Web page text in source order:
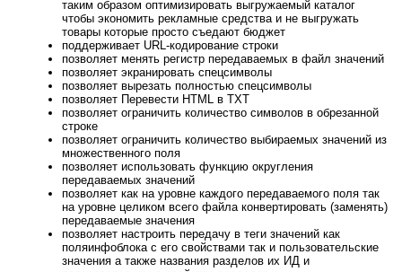
таким образом оптимизировать выгружаемый каталог
чтобы экономить рекламные средства и не выгружать
товары которые просто съедают бюджет
поддерживает URL-кодирование строки
позволяет менять регистр передаваемых в файл значений
позволяет экранировать спецсимволы
позволяет вырезать полностью спецсимволы
позволяет Перевести HTML в TXT
позволяет ограничить количество символов в обрезанной
строке
позволяет ограничить количество выбираемых значений из
множественного поля
позволяет использовать функцию округления
передаваемых значений
позволяет как на уровне каждого передаваемого поля так
на уровне целиком всего файла конвертировать (заменять)
передаваемые значения
позволяет настроить передачу в теги значений как
поляинфоблока с его свойствами так и пользовательские
значения а также названия разделов их ИД и